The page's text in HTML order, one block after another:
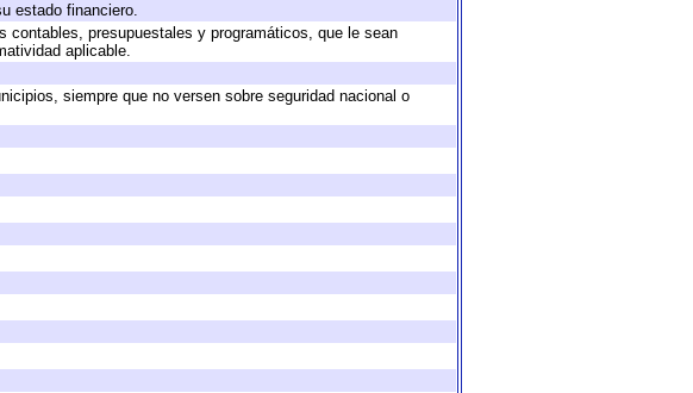
estado financiero.
presupuestales y programáticos, que le sean
aplicable.
siempre que no versen sobre seguridad nacional o